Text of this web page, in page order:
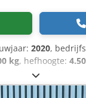
2020,
kg, hefhoogte:
, masttype:
+